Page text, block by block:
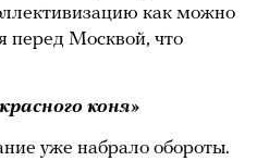
как можно
перед Москвой, что
коня»
уже набрало обороты.